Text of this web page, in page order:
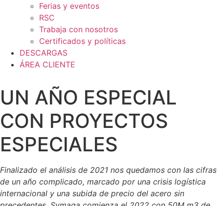
Ferias y eventos
RSC
Trabaja con nosotros
Certificados y políticas
DESCARGAS
ÁREA CLIENTE
UN AÑO ESPECIAL
CON PROYECTOS
ESPECIALES
Finalizado el análisis de 2021 nos quedamos con las cifras
de un año complicado, marcado por una crisis logística
internacional y una subida de precio del acero sin